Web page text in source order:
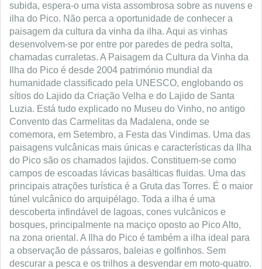
subida, espera-o uma vista assombrosa sobre as nuvens e
ilha do Pico. Não perca a oportunidade de conhecer a
paisagem da cultura da vinha da ilha. Aqui as vinhas
desenvolvem-se por entre por paredes de pedra solta,
chamadas curraletas. A Paisagem da Cultura da Vinha da
Ilha do Pico é desde 2004 património mundial da
humanidade classificado pela UNESCO, englobando os
sítios do Lajido da Criação Velha e do Lajido de Santa
Luzia. Está tudo explicado no Museu do Vinho, no antigo
Convento das Carmelitas da Madalena, onde se
comemora, em Setembro, a Festa das Vindimas. Uma das
paisagens vulcânicas mais únicas e características da Ilha
do Pico são os chamados lajidos. Constituem-se como
campos de escoadas lávicas basálticas fluidas. Uma das
principais atrações turística é a Gruta das Torres. É o maior
túnel vulcânico do arquipélago. Toda a ilha é uma
descoberta infindável de lagoas, cones vulcânicos e
bosques, principalmente na maciço oposto ao Pico Alto,
na zona oriental. A Ilha do Pico é também a ilha ideal para
a observação de pássaros, baleias e golfinhos. Sem
descurar a pesca e os trilhos a desvendar em moto-quatro.